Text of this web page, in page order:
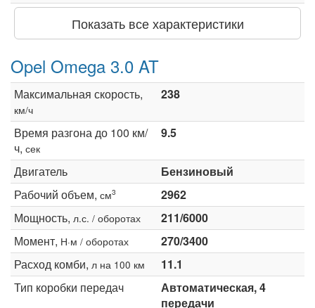
Показать все характеристики
Opel Omega 3.0 AT
Максимальная скорость,
км/ч
238
Время разгона до 100 км/
ч, сек
9.5
Двигатель
Бензиновый
Рабочий объем, см3
2962
Мощность, л.с. / оборотах
211/6000
Момент, Н·м / оборотах
270/3400
Расход комби, л на 100 км
11.1
Тип коробки передач
Автоматическая, 4
передачи